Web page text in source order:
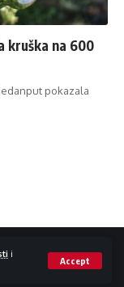
i
Accept
kruška na 600
pokazala